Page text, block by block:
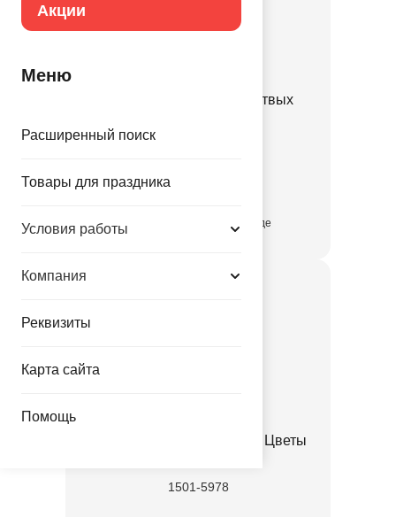
Акции
Меню
Расширенный поиск
Товары для праздника
Условия работы
Компания
Реквизиты
Карта сайта
Помощь
Баннер-компл День мертвых
242.50 руб.
присутствует на складе
Декор-комплект бум HWN Цветы
1501-5978